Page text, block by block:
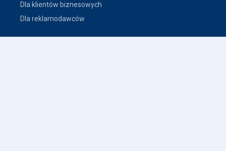
Dla klientów biznesowych
Dla reklamodawców